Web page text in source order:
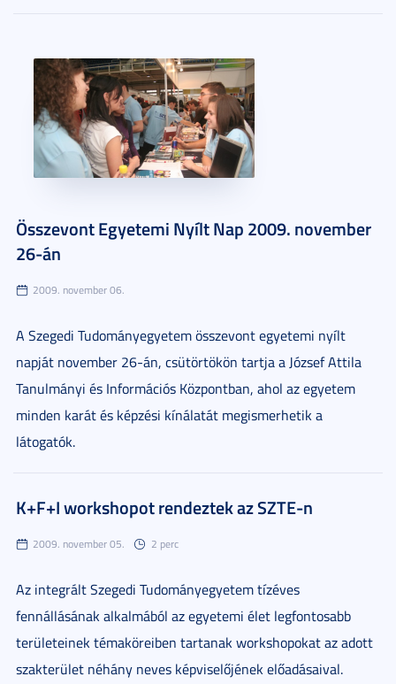
Összevont Egyetemi Nyílt Nap 2009. november
26-án
2009. november 06.
A Szegedi Tudományegyetem összevont egyetemi nyílt
napját november 26-án, csütörtökön tartja a József Attila
Tanulmányi és Információs Központban, ahol az egyetem
minden karát és képzési kínálatát megismerhetik a
látogatók.
K+F+I workshopot rendeztek az SZTE-n
2009. november 05. 2 perc
Az integrált Szegedi Tudományegyetem tízéves
fennállásának alkalmából az egyetemi élet legfontosabb
területeinek témaköreiben tartanak workshopokat az adott
szakterület néhány neves képviselőjének előadásaival.